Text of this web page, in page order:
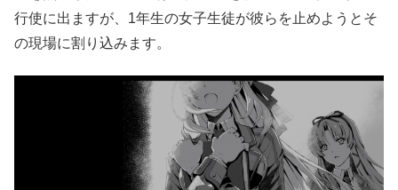
行使に出ますが、1年生の女子生徒が彼らを止めようとそ
の現場に割り込みます。